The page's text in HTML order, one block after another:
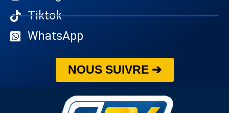
Tiktok
WhatsApp
NOUS SUIVRE ➔